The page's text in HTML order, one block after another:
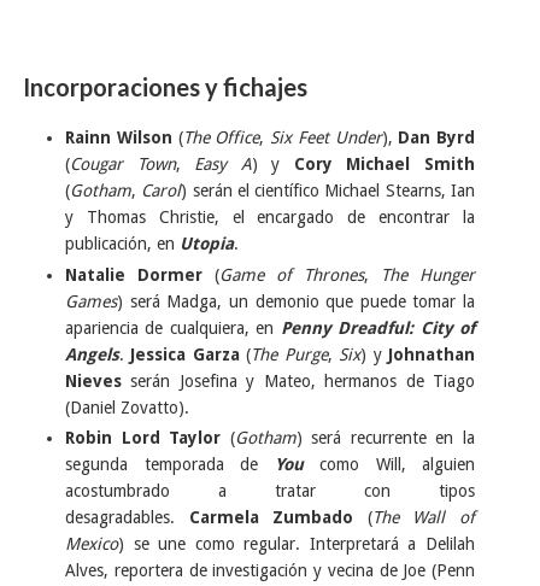
Incorporaciones y fichajes
Rainn Wilson (The Office, Six Feet Under), Dan Byrd
(Cougar Town, Easy A) y Cory Michael Smith
(Gotham, Carol) serán el científico Michael Stearns, Ian
y Thomas Christie, el encargado de encontrar la
publicación, en Utopia.
Natalie Dormer (Game of Thrones,
The Hunger
Games) será Madga, un demonio que puede tomar la
apariencia de cualquiera, en Penny Dreadful: City of
Angels. Jessica Garza(The Purge, Six) y Johnathan
Nieves serán Josefina y Mateo, hermanos de Tiago
(Daniel Zovatto).
Robin Lord Taylor (Gotham) será recurrente en la
segunda temporada de
Youcomo Will, alguien
acostumbrado a tratar con tipos
desagradables. Carmela Zumbado (The Wall of
Mexico) se une como regular. Interpretará a Delilah
Alves, reportera de investigación y vecina de Joe (Penn